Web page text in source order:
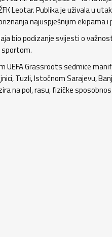
Leotar. Publika je uživala u
najuspješnijim ekipama i
bio podizanje svijesti o
sportom.
UEFA Grassroots sedmice
Tuzli, Istočnom Sarajevu,
na pol, rasu, fizičke